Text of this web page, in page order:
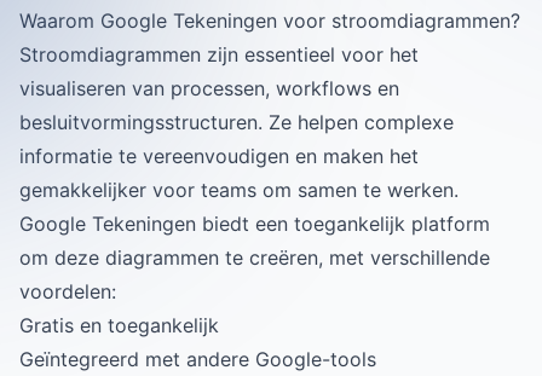
Waarom Google Tekeningen voor stroomdiagrammen?
Stroomdiagrammen zijn essentieel voor het
visualiseren van processen, workflows en
besluitvormingsstructuren. Ze helpen complexe
informatie te vereenvoudigen en maken het
gemakkelijker voor teams om samen te werken.
Google Tekeningen biedt een toegankelijk platform
om deze diagrammen te creëren, met verschillende
voordelen:
Gratis en toegankelijk
Geïntegreerd met andere Google-tools